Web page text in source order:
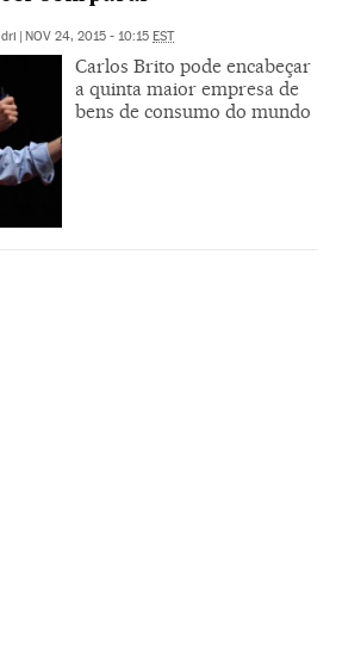
| NOV 24, 2015 - 10:15 EST
Carlos Brito pode encabeçar
a quinta maior empresa de
bens de consumo do mundo